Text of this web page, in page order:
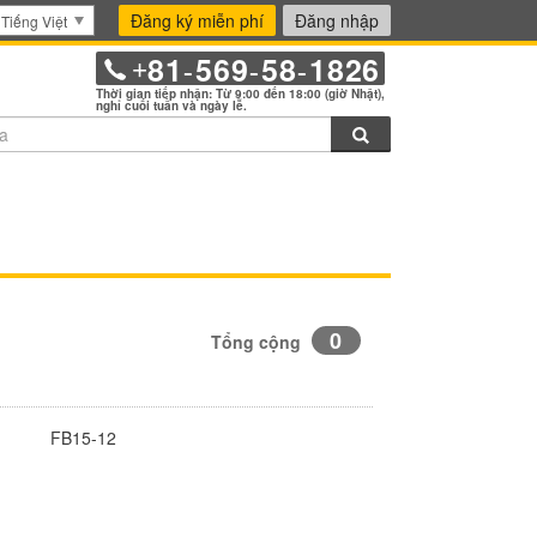
Tiếng Việt Đăng ký miễn phí Đăng nhập
+81 -569-58-1826
Thời gian tiếp nhận: Từ 9:00 đến 18:00 (giờ Nhật),
nghỉ cuối tuần và ngày lễ.
Tổng cộng 0
FB15-12